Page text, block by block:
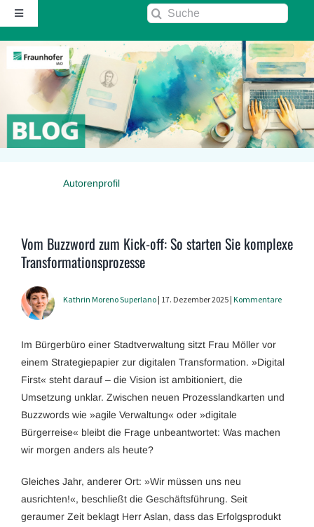
Zum
Inhalt
springen
Toggle
Navigation
Startseite
Über diesen Blog
Kontakt
Kommentarrichtlinie
Suche
Autorenprofil
Vom Buzzword zum Kick-off: So starten Sie komplexe
Transformationsprozesse
Kathrin Moreno Superlano | 17. Dezember 2025 | Kommentare
Im Bürgerbüro einer Stadtverwaltung sitzt Frau Möller vor
einem Strategiepapier zur digitalen Transformation. »Digital
First« steht darauf – die Vision ist ambitioniert, die
Umsetzung unklar. Zwischen neuen Prozesslandkarten und
Buzzwords wie »agile Verwaltung« oder »digitale
Bürgerreise« bleibt die Frage unbeantwortet: Was machen
wir morgen anders als heute?
Gleiches Jahr, anderer Ort: »Wir müssen uns neu
ausrichten!«, beschließt die Geschäftsführung. Seit
geraumer Zeit beklagt Herr Aslan, dass das Erfolgsprodukt